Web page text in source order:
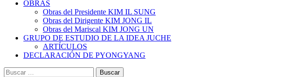
OBRAS
Obras del Presidente KIM IL SUNG
Obras del Dirigente KIM JONG IL
Obras del Mariscal KIM JONG UN
GRUPO DE ESTUDIO DE LA IDEA JUCHE
ARTÍCULOS
DECLARACIÓN DE PYONGYANG
Buscar: